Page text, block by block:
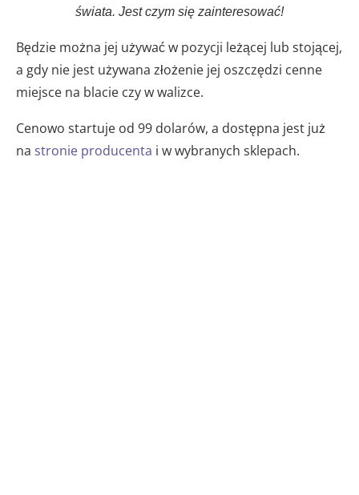
świata. Jest czym się zainteresować!
Będzie można jej używać w pozycji leżącej lub stojącej,
a gdy nie jest używana złożenie jej oszczędzi cenne
miejsce na blacie czy w walizce.
Cenowo startuje od 99 dolarów, a dostępna jest już
na stronie producenta i w wybranych sklepach.